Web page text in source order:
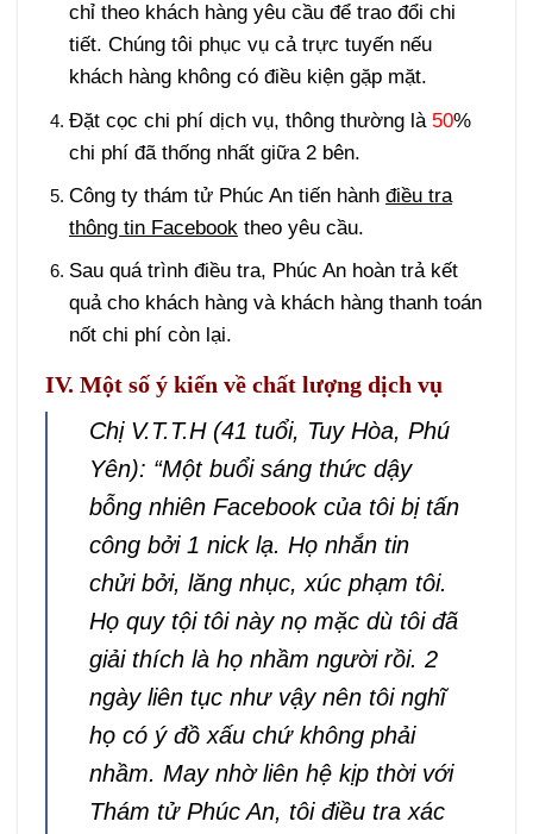
chỉ theo khách hàng yêu cầu để trao đổi chi
tiết. Chúng tôi phục vụ cả trực tuyến nếu
khách hàng không có điều kiện gặp mặt.
Đặt cọc chi phí dịch vụ, thông thường là 50%
chi phí đã thống nhất giữa 2 bên.
Công ty thám tử Phúc An tiến hành điều tra
thông tin Facebook theo yêu cầu.
Sau quá trình điều tra, Phúc An hoàn trả kết
quả cho khách hàng và khách hàng thanh toán
nốt chi phí còn lại.
IV. Một số ý kiến về chất lượng dịch vụ
Chị V.T.T.H (41 tuổi, Tuy Hòa, Phú
Yên): “Một buổi sáng thức dậy
bỗng nhiên Facebook của tôi bị tấn
công bởi 1 nick lạ. Họ nhắn tin
chửi bởi, lăng nhục, xúc phạm tôi.
Họ quy tội tôi này nọ mặc dù tôi đã
giải thích là họ nhầm người rồi. 2
ngày liên tục như vậy nên tôi nghĩ
họ có ý đồ xấu chứ không phải
nhầm. May nhờ liên hệ kịp thời với
Thám tử Phúc An, tôi điều tra xác